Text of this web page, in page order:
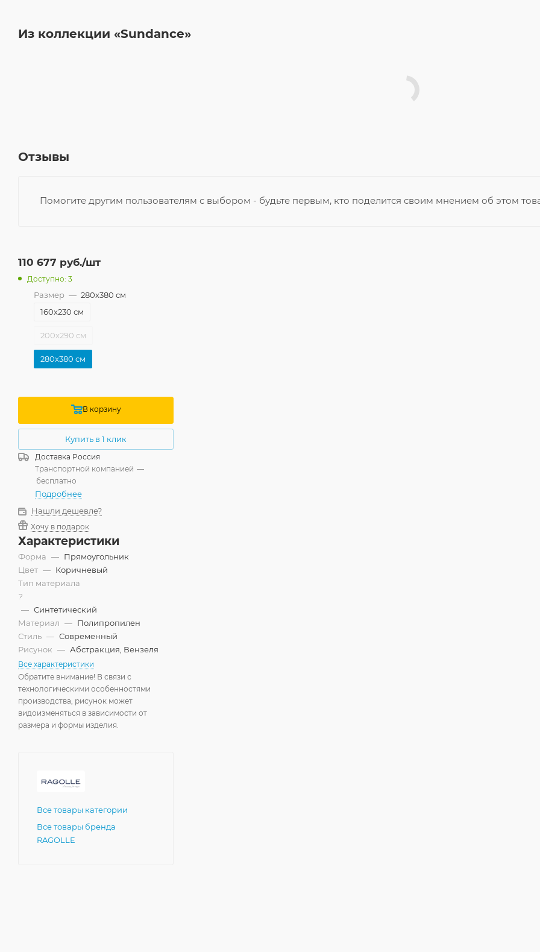
Из коллекции «Sundance»
Отзывы
Помогите другим пользователям с выбором - будьте первым, кто поделится своим мнением об этом
110 677 руб./шт
Доступно: 3
Размер — 280x380 см
160x230 см
200x290 см
280x380 см
В корзину
Купить в 1 клик
Доставка Россия
Транспортной компанией —
бесплатно
Подробнее
Нашли дешевле?
Хочу в подарок
Характеристики
Форма — Прямоугольник
Цвет — Коричневый
Тип материала
?
— Синтетический
Материал — Полипропилен
Стиль — Современный
Рисунок — Абстракция, Вензеля
Все характеристики
Обратите внимание! В связи с
технологическими особенностями
производства, рисунок может
видоизменяться в зависимости от
размера и формы изделия.
Все товары категории
Все товары бренда
RAGOLLE